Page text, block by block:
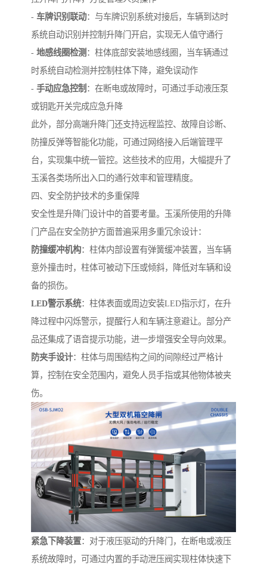
- 车牌识别联动：与车牌识别系统对接后，车辆到达时
系统自动识别并控制升降门开启，实现无人值守通行
- 地感线圈检测 ：柱体底部安装地感线圈，当车辆通过
时系统自动检测并控制柱体下降，避免误动作
- 手动应急控制 ：在断电或故障时，可通过手动液压泵
或钥匙开关完成应急升降
此外，部分高端升降门还支持远程监控、故障自诊断、
防撞反弹等智能化功能，可通过网络接入后端管理平
台，实现集中统一管控。这些技术的应用，大幅提升了
玉溪各类场所出入口的通行效率和管理精度。
四、安全防护技术的多重保障
安全性是升降门设计中的首要考量。玉溪所使用的升降
门产品在安全防护方面普遍采用多重冗余设计：
防撞缓冲机构：柱体内部设置有弹簧缓冲装置，当车辆
意外撞击时，柱体可被动下压或倾斜，降低对车辆和设
备的损伤。
LED警示系统：柱体表面或周边安装LED指示灯，在升
降过程中闪烁警示，提醒行人和车辆注意避让。部分产
品还集成了语音提示功能，进一步增强安全导向效果。
防夹手设计：柱体与周围结构之间的间隙经过严格计
算，控制在安全范围内，避免人员手指或其他物体被夹
伤。
紧急下降装置：对于液压驱动的升降门，在断电或液压
系统故障时，可通过内置的手动泄压阀实现柱体快速下